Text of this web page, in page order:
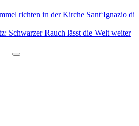
richten in der Kirche Sant‘Ignazio di
Schwarzer Rauch lässt die Welt weiter